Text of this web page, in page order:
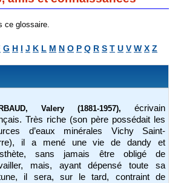
ce glossaire.
G H I J K L M N O P Q R S T U V W X Z
Valery (1881-1957),
écrivain
Très riche (son père possédait les
d’eaux minérales Vichy Saint-
il a mené une vie de dandy et
sans jamais être obligé de
mais, ayant dépensé toute sa
il sera, sur le tard, contraint de